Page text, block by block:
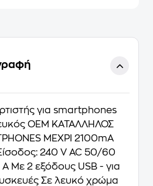
για smartphones
OEM ΚΑΤΑΛΛΗΛΟΣ
ΜΕΧΡΙ 2100mA
240 V AC 50/60
Α Με 2 εξόδους USB - για
Σε λευκό χρώμα